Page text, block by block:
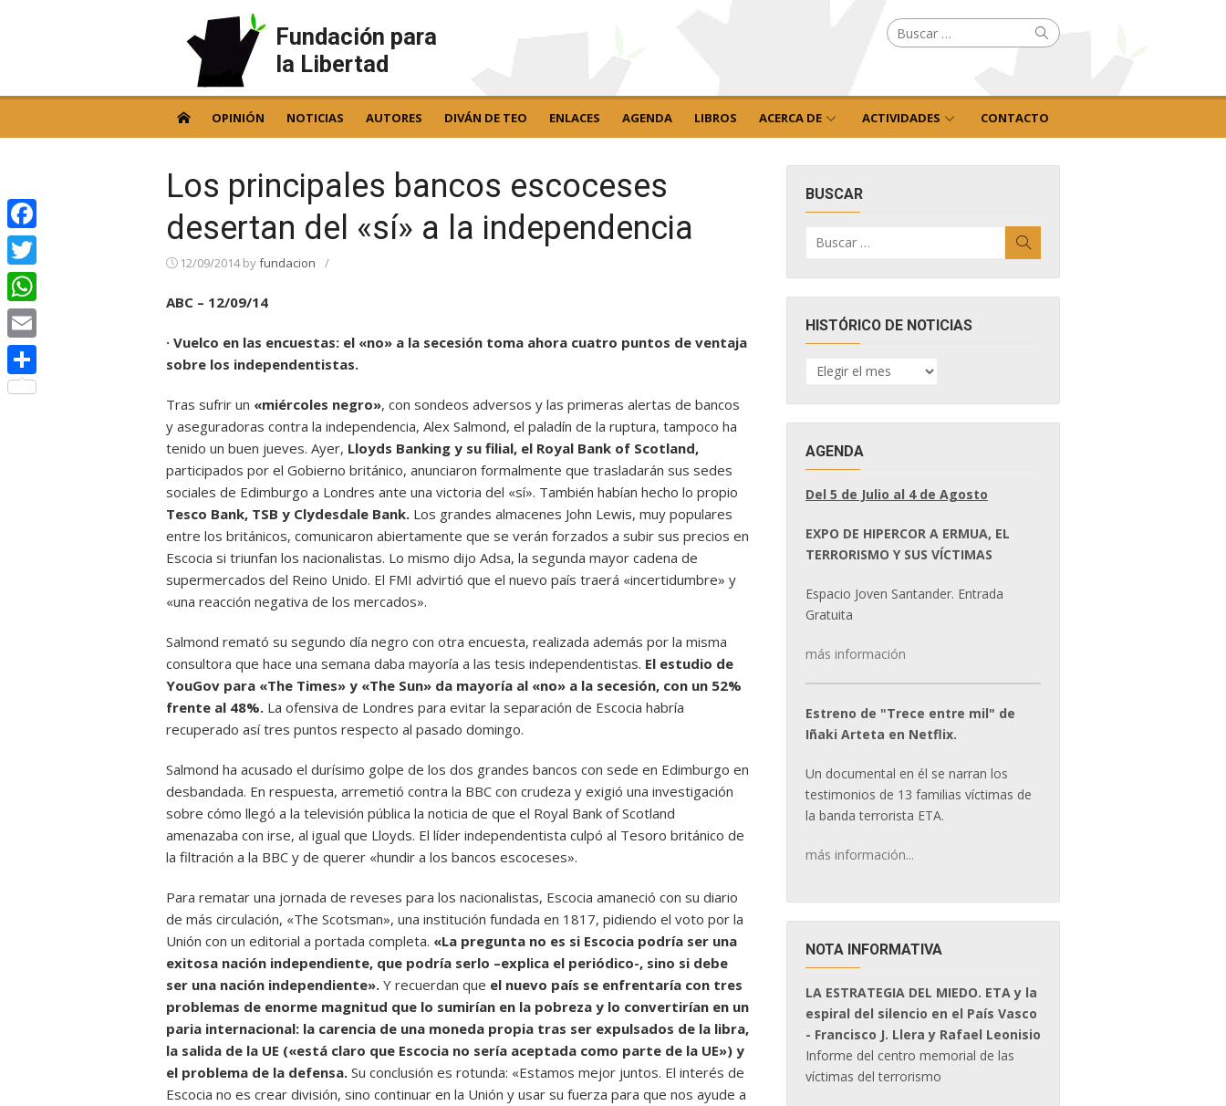
Fundación para
la Libertad
Buscar
por: Buscar
OPINIÓN NOTICIAS AUTORES DIVÁN DE TEO ENLACES AGENDA LIBROS ACERCA DE ACTIVIDADES CONTACTO
Los principales bancos escoceses
desertan del «sí» a la independencia
12/09/2014byfundacion /
ABC – 12/09/14
· Vuelco en las encuestas: el «no» a la secesión toma ahora cuatro puntos de ventaja
sobre los independentistas.
Tras sufrir un «miércoles negro», con sondeos adversos y las primeras alertas de bancos
y aseguradoras contra la independencia, Alex Salmond, el paladín de la ruptura, tampoco ha
tenido un buen jueves. Ayer, Lloyds Banking y su filial, el Royal Bank of Scotland,
participados por el Gobierno británico, anunciaron formalmente que trasladarán sus sedes
sociales de Edimburgo a Londres ante una victoria del «sí». También habían hecho lo propio
Tesco Bank, TSB y Clydesdale Bank. Los grandes almacenes John Lewis, muy populares
entre los británicos, comunicaron abiertamente que se verán forzados a subir sus precios en
Escocia si triunfan los nacionalistas. Lo mismo dijo Adsa, la segunda mayor cadena de
supermercados del Reino Unido. El FMI advirtió que el nuevo país traerá «incertidumbre» y
«una reacción negativa de los mercados».
Salmond remató su segundo día negro con otra encuesta, realizada además por la misma
consultora que hace una semana daba mayoría a las tesis independentistas. El estudio de
YouGov para «The Times» y «The Sun» da mayoría al «no» a la secesión, con un 52%
frente al 48%. La ofensiva de Londres para evitar la separación de Escocia habría
recuperado así tres puntos respecto al pasado domingo.
Salmond ha acusado el durísimo golpe de los dos grandes bancos con sede en Edimburgo en
desbandada. En respuesta, arremetió contra la BBC con crudeza y exigió una investigación
sobre cómo llegó a la televisión pública la noticia de que el Royal Bank of Scotland
amenazaba con irse, al igual que Lloyds. El líder independentista culpó al Tesoro británico de
la filtración a la BBC y de querer «hundir a los bancos escoceses».
Para rematar una jornada de reveses para los nacionalistas, Escocia amaneció con su diario
de más circulación, «The Scotsman», una institución fundada en 1817, pidiendo el voto por la
Unión con un editorial a portada completa. «La pregunta no es si Escocia podría ser una
exitosa nación independiente, que podría serlo –explica el periódico-, sino si debe
ser una nación independiente». Y recuerdan que el nuevo país se enfrentaría con tres
problemas de enorme magnitud que lo sumirían en la pobreza y lo convertirían en un
paria internacional: la carencia de una moneda propia tras ser expulsados de la libra,
la salida de la UE («está claro que Escocia no sería aceptada como parte de la UE») y
el problema de la defensa. Su conclusión es rotunda: «Estamos mejor juntos. El interés de
Escocia no es crear división, sino continuar en la Unión y usar su fuerza para que nos ayude a
BUSCAR
por:
HISTÓRICO DE NOTICIAS
HISTÓRICO
DE
AGENDA
Del 5 de Julio al 4 de Agosto
EXPO DE HIPERCOR A ERMUA, EL
TERRORISMO Y SUS VÍCTIMAS
Espacio Joven Santander. Entrada
Gratuita
más información
Estreno de "Trece entre mil" de
Iñaki Arteta en Netflix.
Un documental en él se narran los
testimonios de 13 familias víctimas de
la banda terrorista ETA.
más información...
NOTA INFORMATIVA
LA ESTRATEGIA DEL MIEDO. ETA y la
espiral del silencio en el País Vasco
- Francisco J. Llera y Rafael Leonisio
Informe del centro memorial de las
víctimas del terrorismo
Facebook
Twitter
WhatsApp
Email
Compartir